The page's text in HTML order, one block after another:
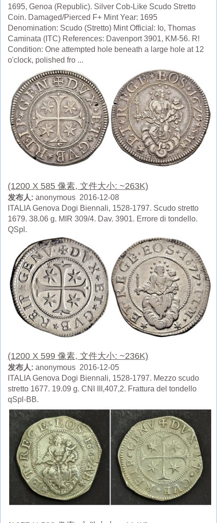
1695, Genoa (Republic). Silver Cob-Like Scudo Stretto
Coin. Damaged/Pierced F+ Mint Year: 1695
Denomination: Scudo (Stretto) Mint Official: Io, Thomas
Caminata (ITC) References: Davenport 3901, KM-56. R!
Condition: One attempted hole beneath a large hole at 12
o'clock, polished fro ...
(1200 X 585 像素, 文件大小: ~263K)
发布人: anonymous 2016-12-08
ITALIA Genova Dogi Biennali, 1528-1797. Scudo stretto
1679. 38.06 g. MIR 309/4. Dav. 3901. Errore di tondello.
QSpl.
(1200 X 599 像素, 文件大小: ~236K)
发布人: anonymous 2016-12-05
ITALIA Genova Dogi Biennali, 1528-1797. Mezzo scudo
stretto 1677. 19.09 g. CNI III,407,2. Frattura del tondello
qSpl-BB.